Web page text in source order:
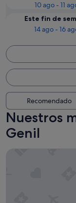
10 ago - 11
Este fin de
14 ago - 16
Recomendado
Nuestros
Genil